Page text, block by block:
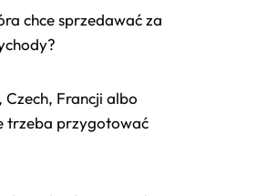
chce sprzedawać za
Francji albo
trzeba przygotować